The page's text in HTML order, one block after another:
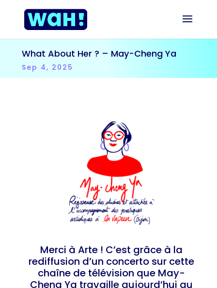
What About Her ? – May-Cheng Ya
Sep 4, 2025
Merci à Arte ! C’est grâce à la
rediffusion d’un concerto sur cette
chaîne de télévision que May-
Cheng Ya travaille aujourd’hui au